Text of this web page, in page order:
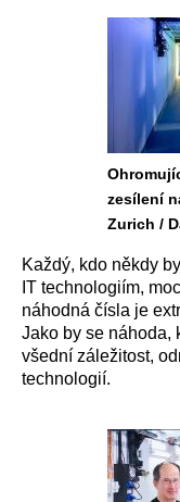
zesílení
Zurich /
Každý, kdo někdy
IT technologiím,
náhodná čísla je
Jako by se náhoda,
všední záležitost,
technologií.